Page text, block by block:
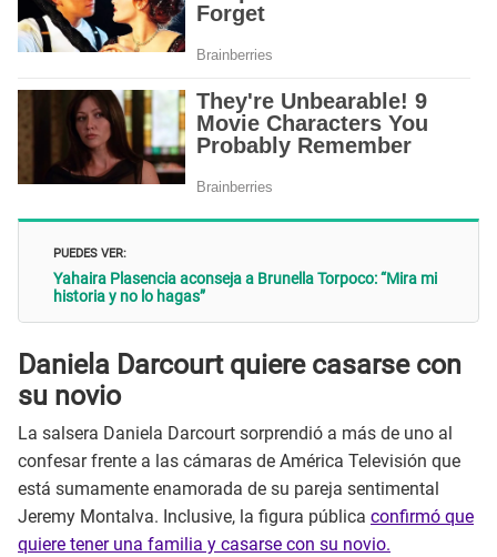
PUEDES VER:
Yahaira Plasencia aconseja a Brunella Torpoco: “Mira mi
historia y no lo hagas”
Daniela Darcourt quiere casarse con
su novio
La salsera Daniela Darcourt sorprendió a más de uno al
confesar frente a las cámaras de América Televisión que
está sumamente enamorada de su pareja sentimental
Jeremy Montalva. Inclusive, la figura pública confirmó que
quiere tener una familia y casarse con su novio.